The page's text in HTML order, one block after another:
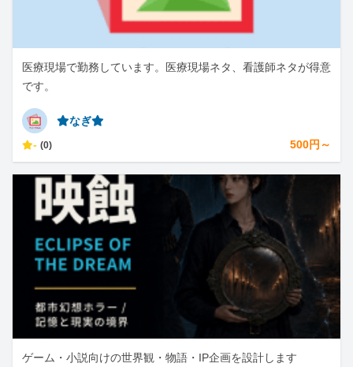
医療現場で勤務しています。医療現場ネタ、看護師ネタが得意
です。
⭐︎なぎ⭐︎
- (0) 500円～
ゲーム・小説向けの世界観・物語・IP企画を設計します